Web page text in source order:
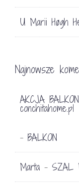
U Marii Høgh
Najnowsze
AKCJA
conchitahome.pl
- BALKON
Marta - SZAL